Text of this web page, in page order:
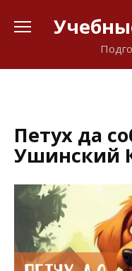
Петух да
Ушинский